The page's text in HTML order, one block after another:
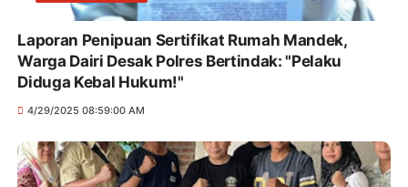
Laporan Penipuan Sertifikat Rumah Mandek,
Warga Dairi Desak Polres Bertindak: "Pelaku
Diduga Kebal Hukum!"
4/29/2025 08:59:00 AM